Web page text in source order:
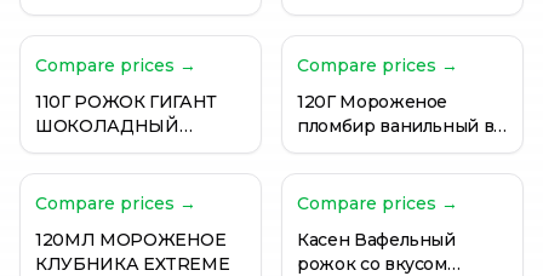
в ваф. сахарном рожке,
с шок. глазурью
(Гигабайт)
ЛИНИЯ
Compare prices →
110Г РОЖОК ГИГАНТ
ШОКОЛАДНЫЙ
ЧИСТАЯ ЛИНИЯ
Compare prices →
120Г Мороженое
пломбир ванильный в
рожке FINE LIFE
Compare prices →
120МЛ МОРОЖЕНОЕ
КЛУБНИКА EXTREME
Compare prices →
Касен Вафельный
рожок со вкусом